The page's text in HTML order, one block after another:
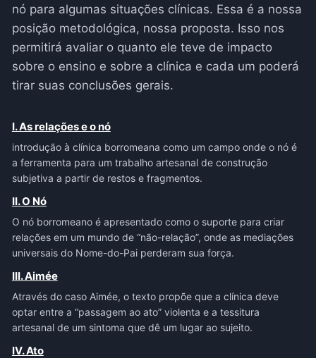
nó para algumas situações clínicas. Essa é a nossa
posição metodológica, nossa proposta. Isso nos
permitirá avaliar o quanto ele teve de impacto
sobre o ensino e sobre a clínica e cada um poderá
tirar suas conclusões gerais.
I. As relações e o nó
introdução à clínica borromeana como um campo onde o nó é
a ferramenta para um trabalho artesanal de construção
subjetiva a partir de restos e fragmentos.
II. O Nó
O nó borromeano é apresentado como o suporte para criar
relações em um mundo de “não-relação”, onde as mediações
universais do Nome-do-Pai perderam sua força.
III. Aimée
Através do caso Aimée, o texto propõe que a clínica deve
optar entre a “passagem ao ato” violenta e a tessitura
artesanal de um sintoma que dê um lugar ao sujeito.
IV. Ato